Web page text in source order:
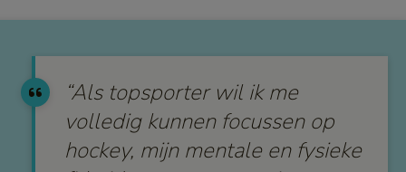
“Als topsporter wil ik me
volledig kunnen focussen op
hockey, mijn mentale en fysieke